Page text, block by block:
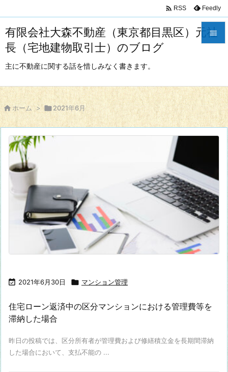
有限会社大森不動産（東京都目黒区）元社
長（宅地建物取引士）のブログ
主に不動産に関する話を惜しみなく書きます。

サイド

前へ

 RSS Feedly
 ホーム > 2021年6月
 2021年6月30日  マンション管理
住宅ローン返済中の区分マンションにおける管理費等を
滞納した場合
昨日の投稿では、区分所有者が管理費および修繕積立金を長期間滞納
した場合において、支払不能の ...